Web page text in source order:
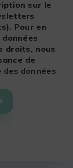
sur le
Pour en
droits, nous
de
données